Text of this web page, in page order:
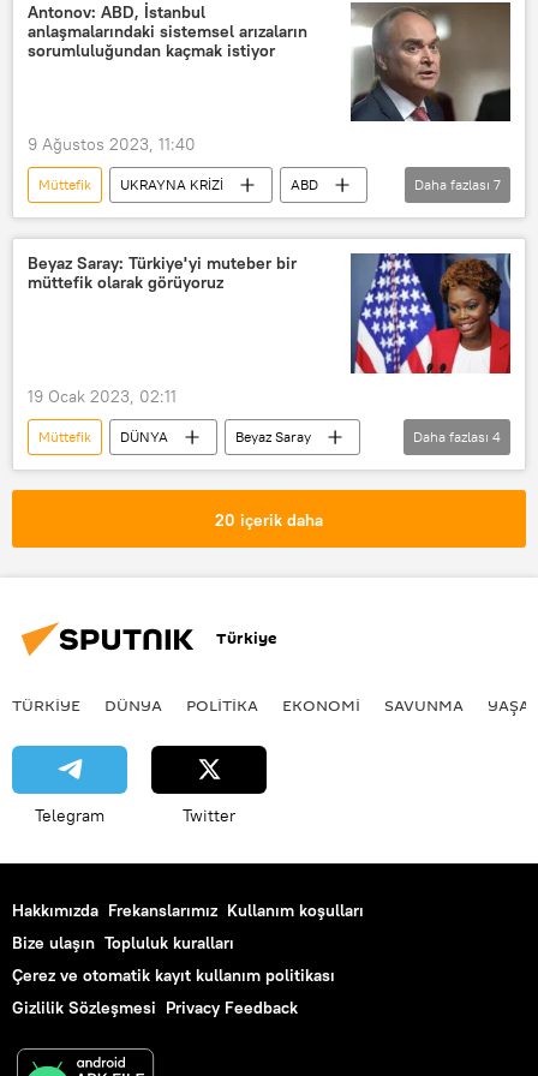
İngiltere
Ukrayna
Ukrayna krizi
Rusya
Antonov: ABD, İstanbul
anlaşmalarındaki sistemsel arızaların
sorumluluğundan kaçmak istiyor
9 Ağustos 2023, 11:40
Müttefik UKRAYNA KRİZİ
ABD
Rusya
Tahıl Anlaşması
Karadeniz Tahıl Koridoru
Ukrayna krizi
Ukrayna
Washington
Daha fazlası 7
Beyaz Saray: Türkiye'yi muteber bir
müttefik olarak görüyoruz
19 Ocak 2023, 02:11
Müttefik DÜNYA
Beyaz Saray
Karine Jean-Pierre
Türkiye
Daha fazlası 4
20 içerik daha
Türkiye
TÜRKIYE DÜNYA POLİTİKA EKONOMİ SAVUNMA
Telegram Twitter
Hakkımızda Frekanslarımız Kullanım koşulları
Bize ulaşın Topluluk kuralları
Çerez ve otomatik kayıt kullanım politikası
Gizlilik Sözleşmesi Privacy Feedback